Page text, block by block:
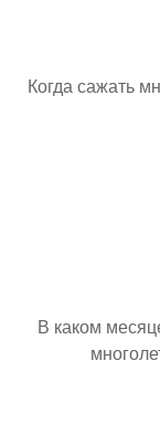
Когда сажать
В каком